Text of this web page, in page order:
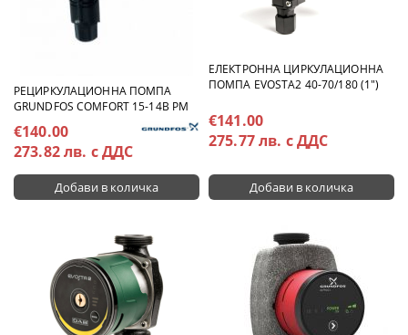
РЕЦИРКУЛАЦИОННА ПОМПА
GRUNDFOS COMFORT 15-14B PM
€140.00
273.82 лв. с ДДС
ЕЛЕКТРОННА ЦИРКУЛАЦИОННА
ПОМПА EVOSTA2 40-70/180 (1")
€141.00
275.77 лв. с ДДС